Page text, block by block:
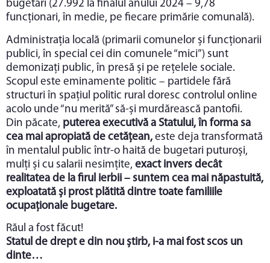
bugetari (27.992 la finalul anului 2024 – 9,78
funcționari, în medie, pe fiecare primărie comunală).
Administrația locală (primarii comunelor și funcționarii
publici, în special cei din comunele “mici”) sunt
demonizați public, în presă și pe rețelele sociale.
Scopul este eminamente politic – partidele fără
structuri în spațiul politic rural doresc controlul online
acolo unde “nu merită” să-și murdărească pantofii.
Din păcate, puterea executivă a Statului, în forma sa
cea mai apropiată de cetățean, este deja transformată
în mentalul public într-o haită de bugetari puturoși,
mulți și cu salarii nesimțite, exact invers decât
realitatea de la firul ierbii – suntem cea mai năpastuită,
exploatată și prost plătită dintre toate familiile
ocupaționale bugetare.
Răul a fost făcut!
Statul de drept e din nou știrb, i-a mai fost scos un
dinte…